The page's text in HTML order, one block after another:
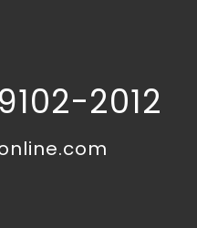
2012